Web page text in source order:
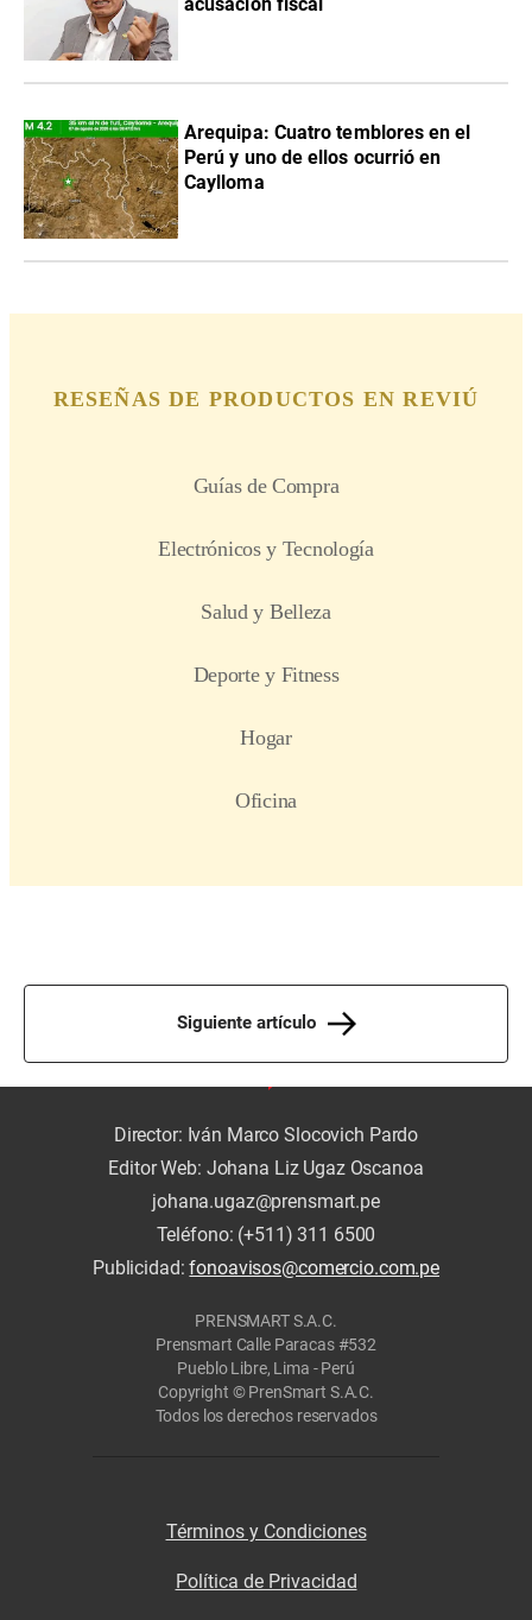
Arequipa: Cuatro temblores en el
Perú y uno de ellos ocurrió en
Caylloma
Siguiente artículo
Director: Iván Marco Slocovich Pardo
Editor Web: Johana Liz Ugaz Oscanoa
johana.ugaz@prensmart.pe
Teléfono: (+511) 311 6500
Publicidad:fonoavisos@comercio.com.pe
PRENSMART S.A.C.
Prensmart Calle Paracas #532
Pueblo Libre, Lima - Perú
Copyright © PrenSmart S.A.C.
Todos los derechos reservados
Términos y Condiciones
Política de Privacidad